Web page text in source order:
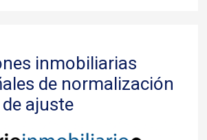
inmobiliarias
de normalización
ajuste